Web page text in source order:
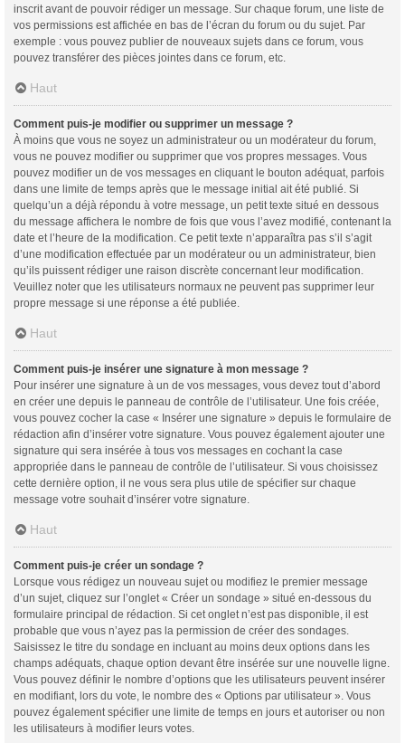
inscrit avant de pouvoir rédiger un message. Sur chaque forum, une liste de
vos permissions est affichée en bas de l’écran du forum ou du sujet. Par
exemple : vous pouvez publier de nouveaux sujets dans ce forum, vous
pouvez transférer des pièces jointes dans ce forum, etc.
Haut
Comment puis-je modifier ou supprimer un message ?
À moins que vous ne soyez un administrateur ou un modérateur du forum,
vous ne pouvez modifier ou supprimer que vos propres messages. Vous
pouvez modifier un de vos messages en cliquant le bouton adéquat, parfois
dans une limite de temps après que le message initial ait été publié. Si
quelqu’un a déjà répondu à votre message, un petit texte situé en dessous
du message affichera le nombre de fois que vous l’avez modifié, contenant la
date et l’heure de la modification. Ce petit texte n’apparaîtra pas s’il s’agit
d’une modification effectuée par un modérateur ou un administrateur, bien
qu’ils puissent rédiger une raison discrète concernant leur modification.
Veuillez noter que les utilisateurs normaux ne peuvent pas supprimer leur
propre message si une réponse a été publiée.
Haut
Comment puis-je insérer une signature à mon message ?
Pour insérer une signature à un de vos messages, vous devez tout d’abord
en créer une depuis le panneau de contrôle de l’utilisateur. Une fois créée,
vous pouvez cocher la case « Insérer une signature » depuis le formulaire de
rédaction afin d’insérer votre signature. Vous pouvez également ajouter une
signature qui sera insérée à tous vos messages en cochant la case
appropriée dans le panneau de contrôle de l’utilisateur. Si vous choisissez
cette dernière option, il ne vous sera plus utile de spécifier sur chaque
message votre souhait d’insérer votre signature.
Haut
Comment puis-je créer un sondage ?
Lorsque vous rédigez un nouveau sujet ou modifiez le premier message
d’un sujet, cliquez sur l’onglet « Créer un sondage » situé en-dessous du
formulaire principal de rédaction. Si cet onglet n’est pas disponible, il est
probable que vous n’ayez pas la permission de créer des sondages.
Saisissez le titre du sondage en incluant au moins deux options dans les
champs adéquats, chaque option devant être insérée sur une nouvelle ligne.
Vous pouvez définir le nombre d’options que les utilisateurs peuvent insérer
en modifiant, lors du vote, le nombre des « Options par utilisateur ». Vous
pouvez également spécifier une limite de temps en jours et autoriser ou non
les utilisateurs à modifier leurs votes.